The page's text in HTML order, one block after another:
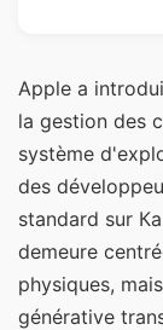
Apple a
la gestion des
système
des
standard sur
demeure
physiques,
générative